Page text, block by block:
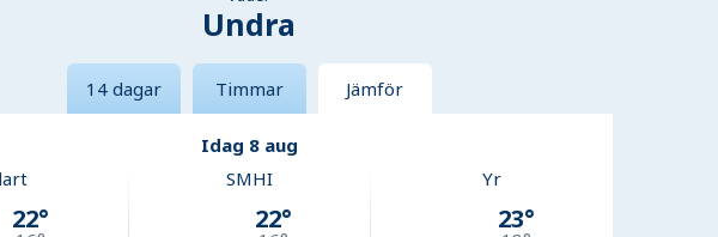
Undra
14 dagar Timmar Jämför
Idag 8 aug
22°
SMHI
22°
Yr
23°